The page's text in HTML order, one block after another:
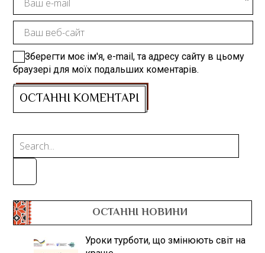
Зберегти моє ім'я, e-mail, та адресу сайту в цьому
браузері для моїх подальших коментарів.
ОСТАННІ НОВИНИ
Уроки турботи, що змінюють світ на